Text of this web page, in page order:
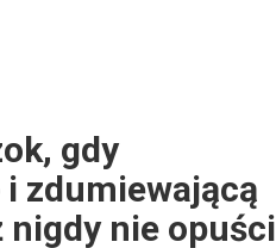
gdy
zdumiewającą
nigdy nie opuści